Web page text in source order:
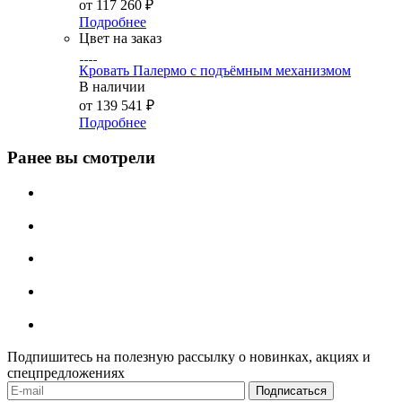
от 117 260 ₽
Подробнее
Цвет на заказ
Кровать Палермо с подъёмным механизмом
В наличии
от 139 541 ₽
Подробнее
Ранее вы смотрели
Подпишитесь на полезную рассылку о новинках, акциях и
спецпредложениях